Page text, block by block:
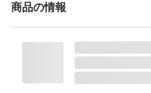
商品の情報